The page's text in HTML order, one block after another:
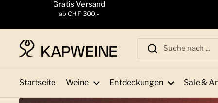
Zum Inhalt springenGratis Versand
ab CHF 300,-
Startseite Weine Entdeckungen Sale &